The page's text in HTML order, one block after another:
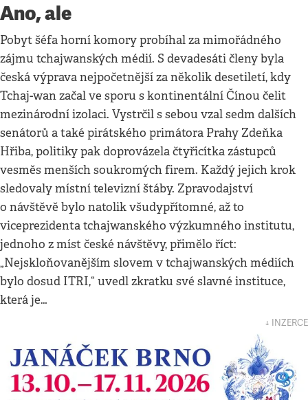
Ano, ale
Pobyt šéfa horní komory probíhal za mimořádného
zájmu tchajwanských médií. S devadesáti členy byla
česká výprava nejpočetnější za několik desetiletí, kdy
Tchaj-wan začal ve sporu s kontinentální Čínou čelit
mezinárodní izolaci. Vystrčil s sebou vzal sedm dalších
senátorů a také pirátského primátora Prahy Zdeňka
Hřiba, politiky pak doprovázela čtyřicítka zástupců
vesměs menších soukromých firem. Každý jejich krok
sledovaly místní televizní štáby. Zpravodajství
o návštěvě bylo natolik všudypřítomné, až to
viceprezidenta tchajwanského výzkumného institutu,
jednoho z míst české návštěvy, přimělo říct:
„Nejskloňovanějším slovem v tchajwanských médiích
bylo dosud ITRI,“ uvedl zkratku své slavné instituce,
která je…
↓ INZERCE